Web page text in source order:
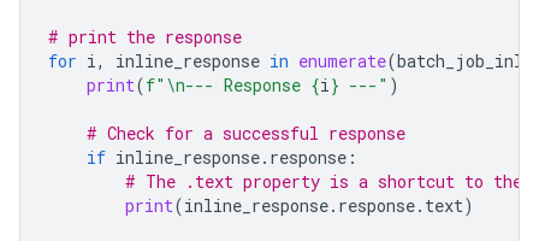
# print the response
for i, inline_response in enumerate(
print(f" \n--- Response {i} ---" )
# Check for a successful response
if inline_response. response :
# The .text property is a shortcut to the
print(inline_response. response. text)